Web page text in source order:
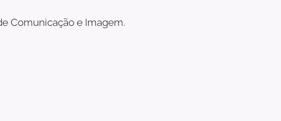
Comunicação e Imagem.